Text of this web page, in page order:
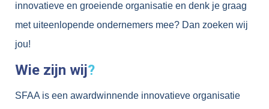
innovatieve en groeiende organisatie en denk je graag
met uiteenlopende ondernemers mee? Dan zoeken wij
jou!
Wie zijn wij?
SFAA is een awardwinnende innovatieve organisatie